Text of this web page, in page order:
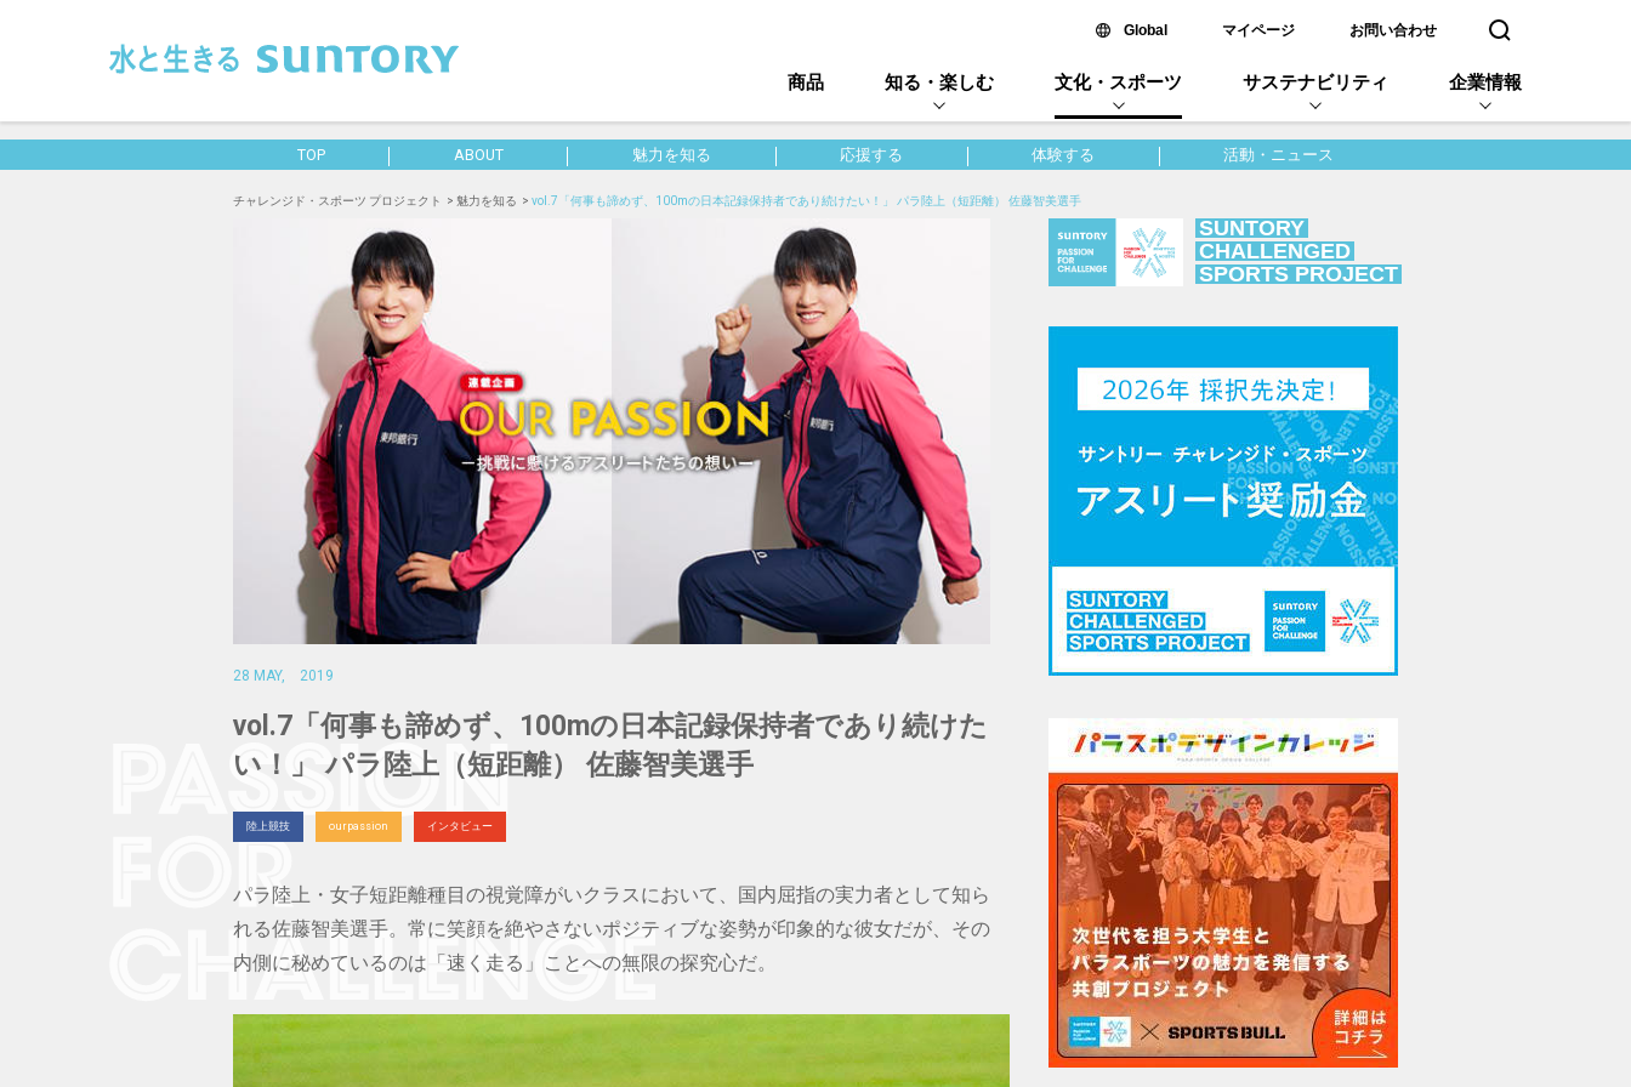
Global新しいウィンドウで開く
マイページ お問い合わせ 検索窓を開く
商品 知る・楽しむ 文化・スポーツ サステナビリティ 企業情報
TOP ABOUT 魅力を知る 応援する 体験する 活動・ニュース
SUNTORY
CHALLENGED
SPORTS PROJECT
チャレンジド・スポーツ プロジェクト 魅力を知る vol.7「何事も諦めず、100mの日本記録保持者であり続けたい！」 パラ陸上（短距離） 佐藤智美選手
28 MAY, 2019
vol.7「何事も諦めず、100mの日本記録保持者であり続けた
い！」 パラ陸上（短距離） 佐藤智美選手
陸上競技 ourpassion インタビュー
パラ陸上・女子短距離種目の視覚障がいクラスにおいて、国内屈指の実力者として知ら
れる佐藤智美選手。常に笑顔を絶やさないポジティブな姿勢が印象的な彼女だが、その
内側に秘めているのは「速く走る」ことへの無限の探究心だ。